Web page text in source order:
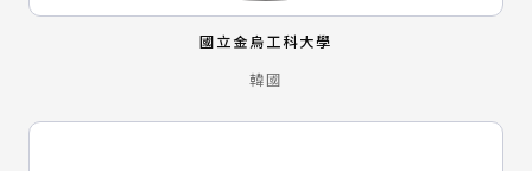
國立金烏工科大學
韓國